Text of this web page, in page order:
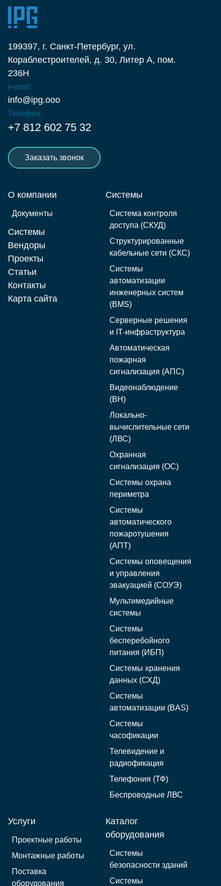
199397, г. Санкт-Петербург, ул.
Кораблестроителей, д. 30, Литер А, пом.
236Н
e-mail:
info@ipg.ooo
Телефон:
+7 812 602 75 32
Заказать звонок
О компании
Документы
Системы
Вендоры
Проекты
Статьи
Контакты
Карта сайта
Системы
Система контроля
доступа (СКУД)
Структурированные
кабельные сети (СКС)
Системы
автоматизации
инженерных систем
(BMS)
Серверные решения
и IT‑инфраструктура
Автоматическая
пожарная
сигнализация (АПС)
Видеонаблюдение
(ВН)
Локально-
вычислительные сети
(ЛВС)
Охранная
сигнализация (ОС)
Системы охрана
периметра
Системы
автоматического
пожаротушения
(АПТ)
Системы оповещения
и управления
эвакуацией (СОУЭ)
Мультимедийные
системы
Системы
бесперебойного
питания (ИБП)
Системы хранения
данных (СХД)
Системы
автоматизации (BAS)
Системы
часофикации
Телевидение и
радиофикация
Телефония (ТФ)
Беспроводные ЛВС
Услуги
Проектные работы
Монтажные работы
Поставка
оборудования
Каталог
оборудования
Системы
безопасности зданий
Системы